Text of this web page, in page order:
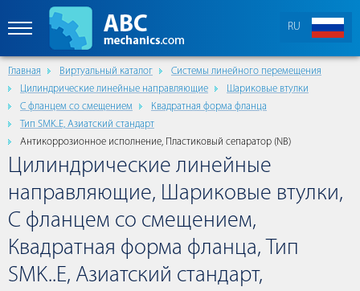
RU
Главная Виртуальный каталог
Cистемы линейного перемещения
Цилиндрические линейные направляющие
Шариковые втулки
С фланцем со смещением
Квадратная форма фланца
Тип SMK..E, Азиатский стандарт
Антикоррозионное исполнение, Пластиковый сепаратор (NB)
Цилиндрические линейные
направляющие, Шариковые втулки,
С фланцем со смещением,
Квадратная форма фланца, Тип
SMK..E, Азиатский стандарт,